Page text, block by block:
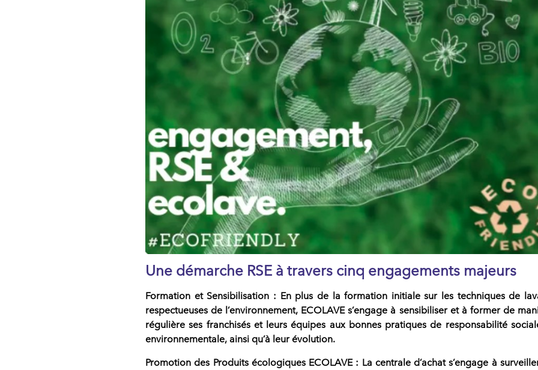
Une démarche RSE à travers cinq engagements majeurs
Formation et Sensibilisation : En plus de la formation initiale sur les techniques de
respectueuses de l’environnement, ECOLAVE s’engage à sensibiliser et à former de
régulière ses franchisés et leurs équipes aux bonnes pratiques de responsabilité
environnementale, ainsi qu’à leur évolution.
Promotion des Produits écologiques ECOLAVE: La centrale d’achat s’engage à